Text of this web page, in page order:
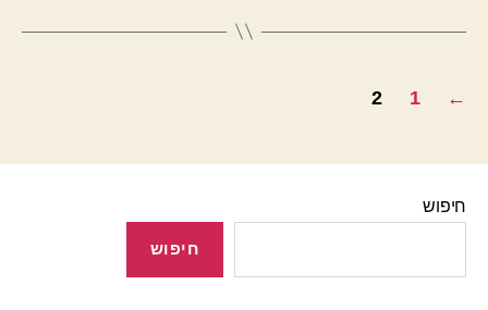
Posts
←
1
2
חיפוש
חיפוש